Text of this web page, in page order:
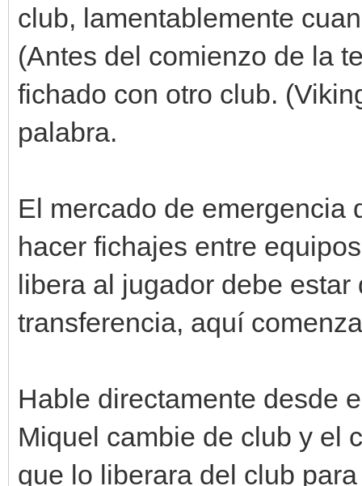
club, lamentablemente
(Antes del comienzo de la
fichado con otro club.
palabra.
El mercado de emergencia
hacer fichajes entre
libera al jugador debe
transferencia, aquí
Hable directamente desde
Miquel cambie de club y el
que lo liberara del club